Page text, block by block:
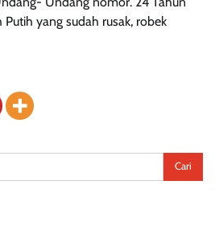
yang sudah rusak, robek